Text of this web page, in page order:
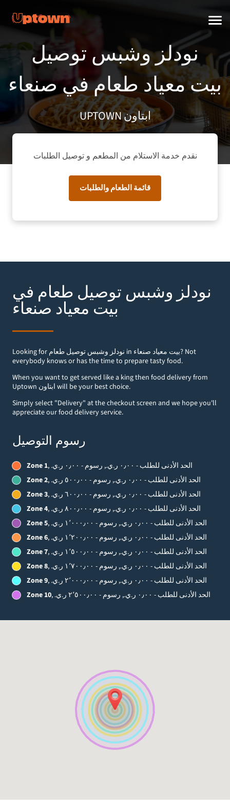
نودلز وشبس توصيل
طعام في صنعاء‎ بيت معياد
UPTOWN ابتاون
نقدم خدمة الاستلام من المطعم و توصيل الطلبات
قائمة الطعام والطلبات
نودلز وشبس توصيل طعام في
صنعاء‎ بيت معياد
Looking for نودلز وشبس توصيل طعام in صنعاء‎ بيت معياد? Not
everybody knows or has the time to prepare tasty food.
When you want to get served like a king then food delivery from
Uptown ابتاون will be your best choice.
Simply select "Delivery" at the checkout screen and we hope you'll
appreciate our food delivery service.
رسوم التوصيل
Zone 1
, الحد الأدنى للطلب - ‏٠٫٠٠ ر.ي.‏, رسوم - ‏٠٫٠٠ ر.ي.‏
Zone 2
, الحد الأدنى للطلب - ‏٠٫٠٠ ر.ي.‏, رسوم - ‏٥٠٠٫٠٠ ر.ي.‏
Zone 3
, الحد الأدنى للطلب - ‏٠٫٠٠ ر.ي.‏, رسوم - ‏٦٠٠٫٠٠ ر.ي.‏
Zone 4
, الحد الأدنى للطلب - ‏٠٫٠٠ ر.ي.‏, رسوم - ‏٨٠٠٫٠٠ ر.ي.‏
Zone 5
, الحد الأدنى للطلب - ‏٠٫٠٠ ر.ي.‏, رسوم - ‏١٬٠٠٠٫٠٠ ر.ي.‏
Zone 6
, الحد الأدنى للطلب - ‏٠٫٠٠ ر.ي.‏, رسوم - ‏١٬٢٠٠٫٠٠ ر.ي.‏
Zone 7
, الحد الأدنى للطلب - ‏٠٫٠٠ ر.ي.‏, رسوم - ‏١٬٥٠٠٫٠٠ ر.ي.‏
Zone 8
, الحد الأدنى للطلب - ‏٠٫٠٠ ر.ي.‏, رسوم - ‏١٬٧٠٠٫٠٠ ر.ي.‏
Zone 9
, الحد الأدنى للطلب - ‏٠٫٠٠ ر.ي.‏, رسوم - ‏٢٬٠٠٠٫٠٠ ر.ي.‏
Zone 10
, الحد الأدنى للطلب - ‏٠٫٠٠ ر.ي.‏, رسوم - ‏٢٬٥٠٠٫٠٠ ر.ي.‏